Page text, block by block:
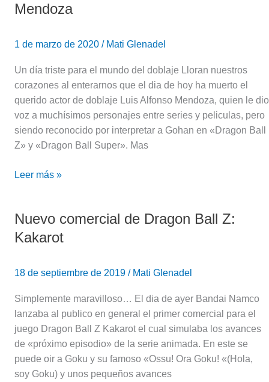
Mendoza
1 de marzo de 2020 / Mati Glenadel
Un día triste para el mundo del doblaje Lloran nuestros
corazones al enterarnos que el dia de hoy ha muerto el
querido actor de doblaje Luis Alfonso Mendoza, quien le dio
voz a muchísimos personajes entre series y peliculas, pero
siendo reconocido por interpretar a Gohan en «Dragon Ball
Z» y «Dragon Ball Super». Mas
Leer más »
Nuevo comercial de Dragon Ball Z:
Kakarot
18 de septiembre de 2019 / Mati Glenadel
Simplemente maravilloso… El dia de ayer Bandai Namco
lanzaba al publico en general el primer comercial para el
juego Dragon Ball Z Kakarot el cual simulaba los avances
de «próximo episodio» de la serie animada. En este se
puede oir a Goku y su famoso «Ossu! Ora Goku! «(Hola,
soy Goku) y unos pequeños avances
Nuevo
comercial
Ball
Kakarot